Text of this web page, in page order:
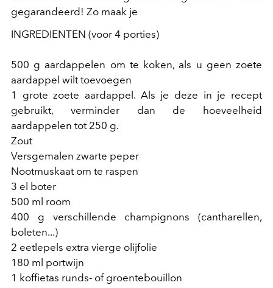
gegarandeerd! Zo maak je
INGREDIENTEN (voor 4 porties)
500 g aardappelen om te koken, als u geen zoete
aardappel wilt toevoegen
1 grote zoete aardappel. Als je deze in je recept
gebruikt, verminder dan de hoeveelheid
aardappelen tot 250 g.
Zout
Versgemalen zwarte peper
Nootmuskaat om te raspen
3 el boter
500 ml room
400 g verschillende champignons (cantharellen,
boleten...)
2 eetlepels extra vierge olijfolie
180 ml portwijn
1 koffietas runds- of groentebouillon